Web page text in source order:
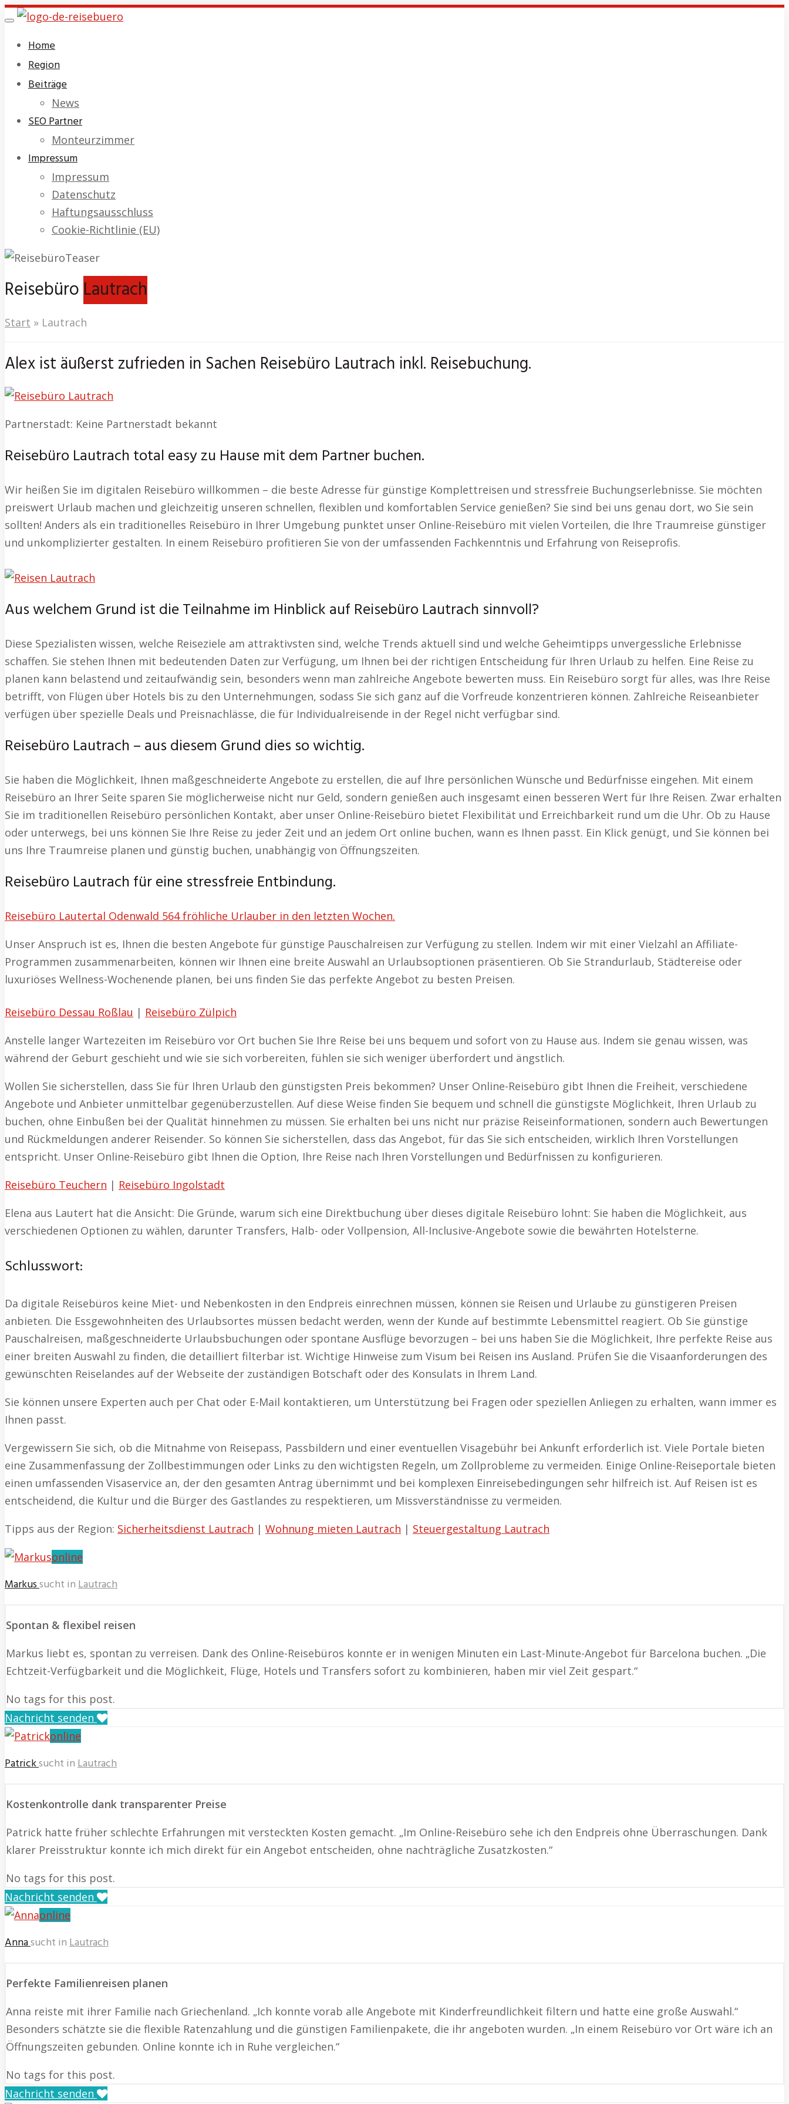
Skip
main
content
Toggle
Home
Region
Beiträge
News
SEO Partner
Monteurzimmer
Impressum
Impressum
Datenschutz
Haftungsausschluss
Cookie-Richtlinie (EU)
Reisebüro Lautrach
Start » Lautrach
Alex ist äußerst zufrieden in Sachen Reisebüro Lautrach inkl. Reisebuchung.
Partnerstadt: Keine Partnerstadt bekannt
Reisebüro Lautrach total easy zu Hause mit dem Partner buchen.
Wir heißen Sie im digitalen Reisebüro willkommen – die beste Adresse für günstige Komplettreisen und stressfreie Buchungserlebnisse. Sie möchten
preiswert Urlaub machen und gleichzeitig unseren schnellen, flexiblen und komfortablen Service genießen? Sie sind bei uns genau dort, wo Sie sein
sollten! Anders als ein traditionelles Reisebüro in Ihrer Umgebung punktet unser Online-Reisebüro mit vielen Vorteilen, die Ihre Traumreise günstiger
und unkomplizierter gestalten. In einem Reisebüro profitieren Sie von der umfassenden Fachkenntnis und Erfahrung von Reiseprofis.
Aus welchem Grund ist die Teilnahme im Hinblick auf Reisebüro Lautrach sinnvoll?
Diese Spezialisten wissen, welche Reiseziele am attraktivsten sind, welche Trends aktuell sind und welche Geheimtipps unvergessliche Erlebnisse
schaffen. Sie stehen Ihnen mit bedeutenden Daten zur Verfügung, um Ihnen bei der richtigen Entscheidung für Ihren Urlaub zu helfen. Eine Reise zu
planen kann belastend und zeitaufwändig sein, besonders wenn man zahlreiche Angebote bewerten muss. Ein Reisebüro sorgt für alles, was Ihre Reise
betrifft, von Flügen über Hotels bis zu den Unternehmungen, sodass Sie sich ganz auf die Vorfreude konzentrieren können. Zahlreiche Reiseanbieter
verfügen über spezielle Deals und Preisnachlässe, die für Individualreisende in der Regel nicht verfügbar sind.
Reisebüro Lautrach – aus diesem Grund dies so wichtig.
Sie haben die Möglichkeit, Ihnen maßgeschneiderte Angebote zu erstellen, die auf Ihre persönlichen Wünsche und Bedürfnisse eingehen. Mit einem
Reisebüro an Ihrer Seite sparen Sie möglicherweise nicht nur Geld, sondern genießen auch insgesamt einen besseren Wert für Ihre Reisen. Zwar erhalten
Sie im traditionellen Reisebüro persönlichen Kontakt, aber unser Online-Reisebüro bietet Flexibilität und Erreichbarkeit rund um die Uhr. Ob zu Hause
oder unterwegs, bei uns können Sie Ihre Reise zu jeder Zeit und an jedem Ort online buchen, wann es Ihnen passt. Ein Klick genügt, und Sie können bei
uns Ihre Traumreise planen und günstig buchen, unabhängig von Öffnungszeiten.
Reisebüro Lautrach für eine stressfreie Entbindung.
Reisebüro Lautertal Odenwald 564 fröhliche Urlauber in den letzten Wochen.
Unser Anspruch ist es, Ihnen die besten Angebote für günstige Pauschalreisen zur Verfügung zu stellen. Indem wir mit einer Vielzahl an Affiliate-
Programmen zusammenarbeiten, können wir Ihnen eine breite Auswahl an Urlaubsoptionen präsentieren. Ob Sie Strandurlaub, Städtereise oder
luxuriöses Wellness-Wochenende planen, bei uns finden Sie das perfekte Angebot zu besten Preisen.
Reisebüro Dessau Roßlau | Reisebüro Zülpich
Anstelle langer Wartezeiten im Reisebüro vor Ort buchen Sie Ihre Reise bei uns bequem und sofort von zu Hause aus. Indem sie genau wissen, was
während der Geburt geschieht und wie sie sich vorbereiten, fühlen sie sich weniger überfordert und ängstlich.
Wollen Sie sicherstellen, dass Sie für Ihren Urlaub den günstigsten Preis bekommen? Unser Online-Reisebüro gibt Ihnen die Freiheit, verschiedene
Angebote und Anbieter unmittelbar gegenüberzustellen. Auf diese Weise finden Sie bequem und schnell die günstigste Möglichkeit, Ihren Urlaub zu
buchen, ohne Einbußen bei der Qualität hinnehmen zu müssen. Sie erhalten bei uns nicht nur präzise Reiseinformationen, sondern auch Bewertungen
und Rückmeldungen anderer Reisender. So können Sie sicherstellen, dass das Angebot, für das Sie sich entscheiden, wirklich Ihren Vorstellungen
entspricht. Unser Online-Reisebüro gibt Ihnen die Option, Ihre Reise nach Ihren Vorstellungen und Bedürfnissen zu konfigurieren.
Reisebüro Teuchern | Reisebüro Ingolstadt
Elena aus Lautert hat die Ansicht: Die Gründe, warum sich eine Direktbuchung über dieses digitale Reisebüro lohnt: Sie haben die Möglichkeit, aus
verschiedenen Optionen zu wählen, darunter Transfers, Halb- oder Vollpension, All-Inclusive-Angebote sowie die bewährten Hotelsterne.
Schlusswort:
Da digitale Reisebüros keine Miet- und Nebenkosten in den Endpreis einrechnen müssen, können sie Reisen und Urlaube zu günstigeren Preisen
anbieten. Die Essgewohnheiten des Urlaubsortes müssen bedacht werden, wenn der Kunde auf bestimmte Lebensmittel reagiert. Ob Sie günstige
Pauschalreisen, maßgeschneiderte Urlaubsbuchungen oder spontane Ausflüge bevorzugen – bei uns haben Sie die Möglichkeit, Ihre perfekte Reise aus
einer breiten Auswahl zu finden, die detailliert filterbar ist. Wichtige Hinweise zum Visum bei Reisen ins Ausland. Prüfen Sie die Visaanforderungen des
gewünschten Reiselandes auf der Webseite der zuständigen Botschaft oder des Konsulats in Ihrem Land.
Sie können unsere Experten auch per Chat oder E-Mail kontaktieren, um Unterstützung bei Fragen oder speziellen Anliegen zu erhalten, wann immer es
Ihnen passt.
Vergewissern Sie sich, ob die Mitnahme von Reisepass, Passbildern und einer eventuellen Visagebühr bei Ankunft erforderlich ist. Viele Portale bieten
eine Zusammenfassung der Zollbestimmungen oder Links zu den wichtigsten Regeln, um Zollprobleme zu vermeiden. Einige Online-Reiseportale bieten
einen umfassenden Visaservice an, der den gesamten Antrag übernimmt und bei komplexen Einreisebedingungen sehr hilfreich ist. Auf Reisen ist es
entscheidend, die Kultur und die Bürger des Gastlandes zu respektieren, um Missverständnisse zu vermeiden.
Tipps aus der Region: Sicherheitsdienst Lautrach | Wohnung mieten Lautrach | Steuergestaltung Lautrach
online
Markussucht inLautrach
Spontan & flexibel reisen
Markus liebt es, spontan zu verreisen. Dank des Online-Reisebüros konnte er in wenigen Minuten ein Last-Minute-Angebot für Barcelona buchen. „Die
Echtzeit-Verfügbarkeit und die Möglichkeit, Flüge, Hotels und Transfers sofort zu kombinieren, haben mir viel Zeit gespart.“
No tags for this post.
Nachricht senden
online
Patricksucht inLautrach
Kostenkontrolle dank transparenter Preise
Patrick hatte früher schlechte Erfahrungen mit versteckten Kosten gemacht. „Im Online-Reisebüro sehe ich den Endpreis ohne Überraschungen. Dank
klarer Preisstruktur konnte ich mich direkt für ein Angebot entscheiden, ohne nachträgliche Zusatzkosten.“
No tags for this post.
Nachricht senden
online
Annasucht inLautrach
Perfekte Familienreisen planen
Anna reiste mit ihrer Familie nach Griechenland. „Ich konnte vorab alle Angebote mit Kinderfreundlichkeit filtern und hatte eine große Auswahl.“
Besonders schätzte sie die flexible Ratenzahlung und die günstigen Familienpakete, die ihr angeboten wurden. „In einem Reisebüro vor Ort wäre ich an
Öffnungszeiten gebunden. Online konnte ich in Ruhe vergleichen.“
No tags for this post.
Nachricht senden